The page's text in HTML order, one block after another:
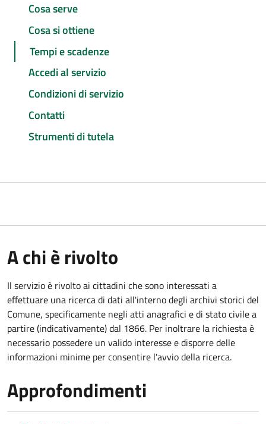
Cosa serve
Cosa si ottiene
Tempi e scadenze
Accedi al servizio
Condizioni di servizio
Contatti
Strumenti di tutela
A chi è rivolto
Il servizio è rivolto ai cittadini che sono interessati a
effettuare una ricerca di dati all'interno degli archivi storici del
Comune, specificamente negli atti anagrafici e di stato civile a
partire (indicativamente) dal 1866. Per inoltrare la richiesta è
necessario possedere un valido interesse e disporre delle
informazioni minime per consentire l'avvio della ricerca.
Approfondimenti